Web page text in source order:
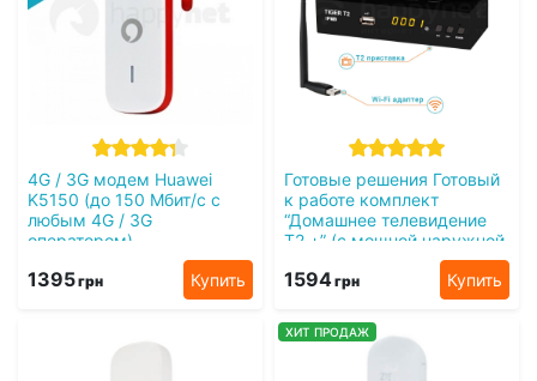
4G / 3G модем Huawei
K5150 (до 150 Мбит/с с
любым 4G / 3G
оператором)
1395грн Купить
Готовые решения Готовый
к работе комплект
“Домашнее телевидение
Т2 +” (с мощной наружной
1594грн Купить
ХИТ ПРОДАЖ